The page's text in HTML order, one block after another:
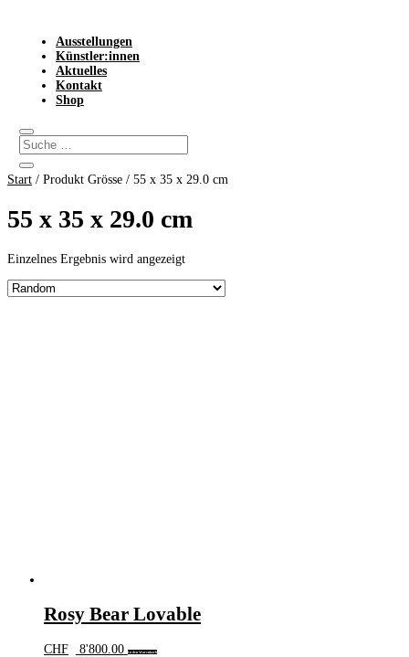
Ausstellungen
Künstler:innen
Aktuelles
Kontakt
Shop
Start / Produkt Grösse / 55 x 35 x 29.0 cm
55 x 35 x 29.0 cm
Einzelnes Ergebnis wird angezeigt
Rosy Bear Lovable
CHF 8'800.00 In den Warenkorb